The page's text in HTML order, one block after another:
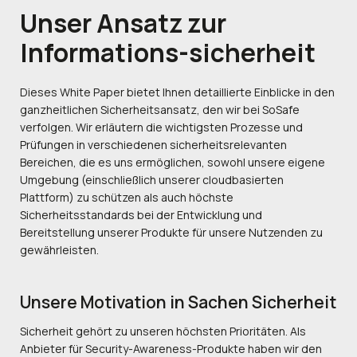
Unser Ansatzzur
Informations-sicherheit
Dieses White Paper bietet Ihnen detaillierte Einblicke in den
ganzheitlichen Sicherheitsansatz, den wir bei SoSafe
verfolgen. Wir erläutern die wichtigsten Prozesse und
Prüfungen in verschiedenen sicherheitsrelevanten
Bereichen, die es uns ermöglichen, sowohl unsere eigene
Umgebung (einschließlich unserer cloudbasierten
Plattform) zu schützen als auch höchste
Sicherheitsstandards bei der Entwicklung und
Bereitstellung unserer Produkte für unsere Nutzenden zu
gewährleisten.
Unsere Motivation in Sachen Sicherheit
Sicherheit gehört zu unseren höchsten Prioritäten. Als
Anbieter für Security-Awareness-Produkte haben wir den